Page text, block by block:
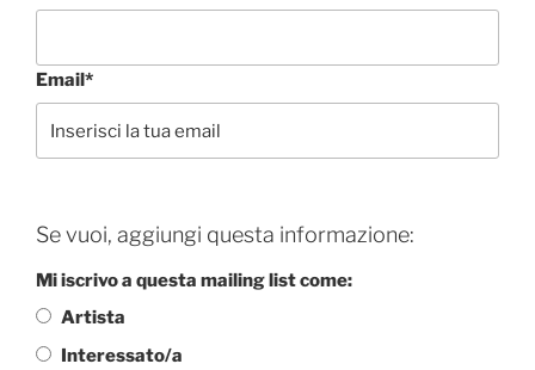
Email*
Se vuoi, aggiungi questa informazione:
Mi iscrivo a questa mailing list come:
Artista
Interessato/a